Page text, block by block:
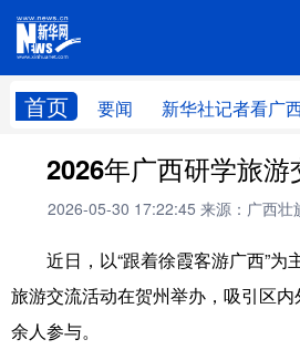
首页 要闻 新华社记者看广
网站地图
广西频道
要闻 新华社记者 专
图片新闻 壮美广西
新华网导航
2026年广西研学旅
2026-05-30 17:22:45 来源：广西壮
近日，以“跟着徐霞客游广西”为
旅游交流活动在贺州举办，吸引区
余人参与。